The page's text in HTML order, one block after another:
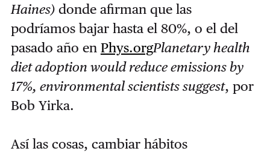
Haines)donde afirman que las
podríamos bajar hasta el 80%, o el del
pasado año en Phys.orgPlanetary health
diet adoption would reduce emissions by
17%, environmental scientists suggest, por
Bob Yirka.
Así las cosas, cambiar hábitos